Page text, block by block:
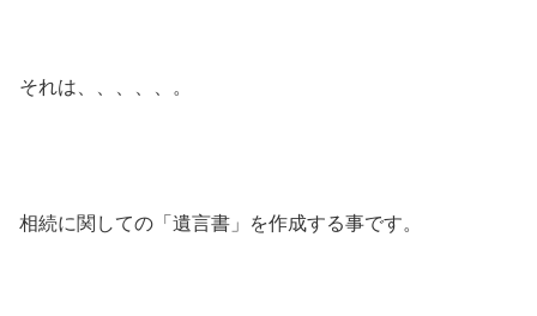
それは、、、、、。
相続に関しての「遺言書」を作成する事です。